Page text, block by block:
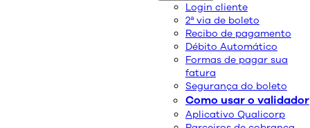
Login cliente
2ª via de boleto
Recibo de pagamento
Débito Automático
Formas de pagar sua
fatura
Segurança do boleto
Como usar o validador
Aplicativo Qualicorp